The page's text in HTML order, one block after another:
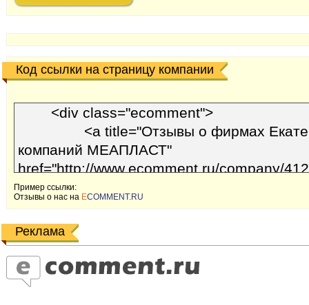
Код ссылки на страницу компании
Пример ссылки:
Отзывы o наc на ECOMMENT.RU
Реклама